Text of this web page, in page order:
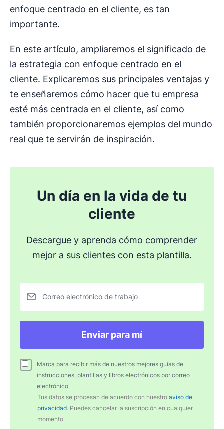
enfoque centrado en el cliente, es tan
importante.
En este artículo, ampliaremos el significado de
la estrategia con enfoque centrado en el
cliente. Explicaremos sus principales ventajas y
te enseñaremos cómo hacer que tu empresa
esté más centrada en el cliente, así como
también proporcionaremos ejemplos del mundo
real que te servirán de inspiración.
Un día en la vida de tu
cliente
Descargue y aprenda cómo comprender
mejor a sus clientes con esta plantilla.
Correo electrónico de trabajo
Enviar para mí
Marca para recibir más de nuestros mejores guías de
instrucciones, plantillas y libros electrónicos por correo
electrónico
Tus datos se procesan de acuerdo con nuestro aviso de
privacidad. Puedes cancelar la suscripción en cualquier
momento.